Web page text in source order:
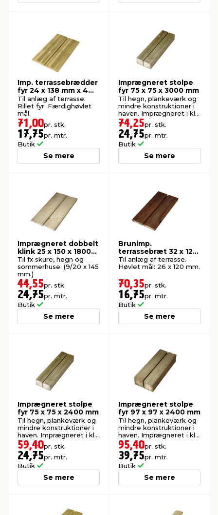
Imp. terrassebrædder
fyr 24 x 138 mm x 4
meter
Til anlæg af terrasse.
Rillet fyr. Færdighøvlet
mål.
71,00pr. stk.
17,75pr. mtr.
Butik
Se mere
Imprægneret stolpe
fyr 75 x 75 x 3000 mm
Til hegn, plankeværk og
mindre konstruktioner i
haven. Imprægneret i kl.
NTR A.
74,25pr. stk.
24,75pr. mtr.
Butik
Se mere
Imprægneret dobbelt
klink 25 x 150 x 1800
mm
Til fx skure, hegn og
sommerhuse. (9/20 x 145
mm.)
44,55pr. stk.
24,75pr. mtr.
Butik
Se mere
Brunimp.
terrassebræt 32 x 125
mm x 4,2 meter
Til anlæg af terrasse.
Høvlet mål: 26 x 120 mm.
70,35pr. stk.
16,75pr. mtr.
Butik
Se mere
Imprægneret stolpe
fyr 75 x 75 x 2400 mm
Til hegn, plankeværk og
mindre konstruktioner i
haven. Imprægneret i kl.
NTR A.
59,40pr. stk.
24,75pr. mtr.
Butik
Se mere
Imprægneret stolpe
fyr 97 x 97 x 2400 mm
Til hegn, plankeværk og
mindre konstruktioner i
haven. Imprægneret i kl.
NTR A.
95,40pr. stk.
39,75pr. mtr.
Butik
Se mere